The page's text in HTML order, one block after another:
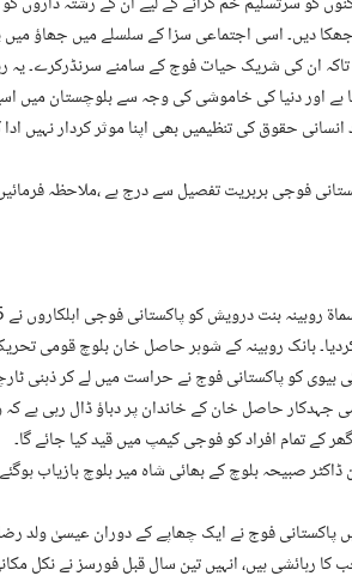
دیں۔ اسی اجتماعی سزا کے سلسلے میں جھاؤ میں
تاکہ ان کی شریک حیات فوج کے سامنے سرنڈرکرے۔ یہ
ہے اور دنیا کی خاموشی کی وجہ سے بلوچستان میں
حقوق کی تنظیمیں بھی اپنا موثر کردار نہیں ادا
بانک روبینہ کے شوہر حاصل خان بلوچ قومی
کو پاکستانی فوج نے حراست میں لے کر ذہنی
جہدکار حاصل خان کے خاندان پر دباؤ ڈال رہی
کے تمام افراد کو فوجی کیمپ میں قید کیا جائے گا۔
فوج نے ایک چھاپے کے دوران عیسیٰ ولد
رہائشی ہیں، انہیں تین سال قبل فورسز نے نکل